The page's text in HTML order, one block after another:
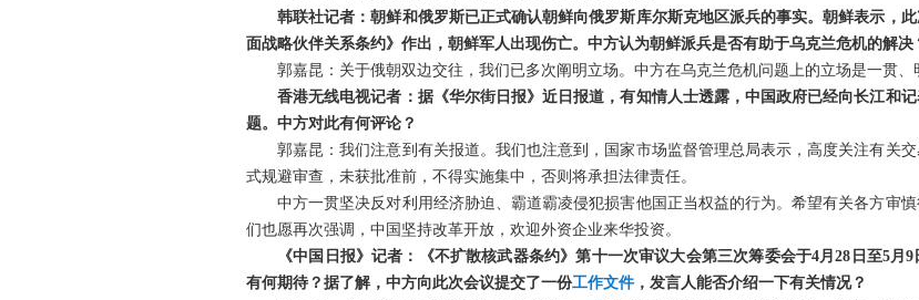
韩联社记者：朝鲜和俄罗斯已正式确认朝鲜向俄罗斯库尔斯克地区派兵的事实。朝鲜表示，
面战略伙伴关系条约》作出，朝鲜军人出现伤亡。中方认为朝鲜派兵是否有助于乌克兰危机的解决
郭嘉昆：关于俄朝双边交往，我们已多次阐明立场。中方在乌克兰危机问题上的立场是一贯、
香港无线电视记者：据《华尔街日报》近日报道，有知情人士透露，中国政府已经向长江和
题。中方对此有何评论？
郭嘉昆：我们注意到有关报道。我们也注意到，国家市场监督管理总局表示，高度关注有关
式规避审查，未获批准前，不得实施集中，否则将承担法律责任。
中方一贯坚决反对利用经济胁迫、霸道霸凌侵犯损害他国正当权益的行为。希望有关各方审
们也愿再次强调，中国坚持改革开放，欢迎外资企业来华投资。
《中国日报》记者：《不扩散核武器条约》第十一次审议大会第三次筹委会于4月28日至5
有何期待？据了解，中方向此次会议提交了一份工作文件 ，发言人能否介绍一下有关情况？